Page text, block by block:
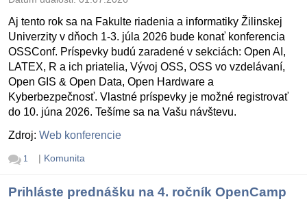
Aj tento rok sa na Fakulte riadenia a informatiky Žilinskej
Univerzity v dňoch 1-3. júla 2026 bude konať konferencia
OSSConf. Príspevky budú zaradené v sekciách: Open AI,
LATEX, R a ich priatelia, Vývoj OSS, OSS vo vzdelávaní,
Open GIS & Open Data, Open Hardware a
Kyberbezpečnosť. Vlastné príspevky je možné registrovať
do 10. júna 2026. Tešíme sa na Vašu návštevu.
Zdroj: Web konferencie
1 | Komunita
Prihláste prednášku na 4. ročník OpenCamp